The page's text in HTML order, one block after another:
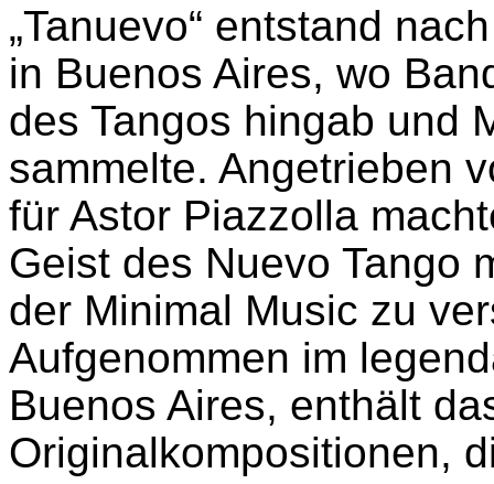
„Tanuevo“ entstand
in Buenos Aires, wo
des Tangos hingab und
sammelte. Angetrieben
für Astor Piazzolla
Geist des Nuevo Tango
der Minimal Music zu
Aufgenommen im
Buenos Aires, enthält
Originalkompositionen,